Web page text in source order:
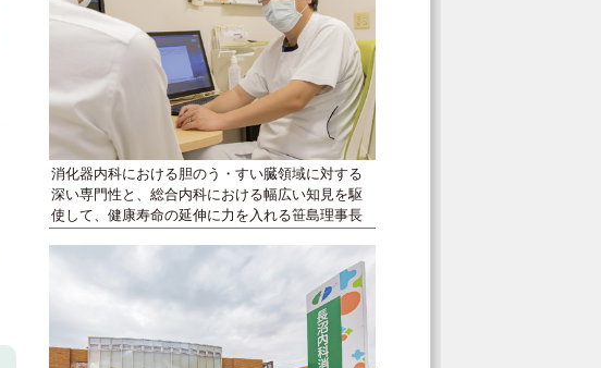
消化器内科における胆のう・すい臓領域に対する
深い専門性と、総合内科における幅広い知見を駆
使して、健康寿命の延伸に力を入れる笹島理事長